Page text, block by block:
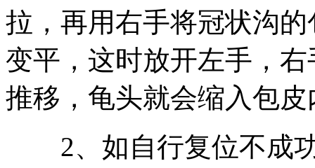
拉，再用右手将冠状沟
变平，这时放开左手，
推移，龟头就会缩入包皮
2、如自行复位不成功